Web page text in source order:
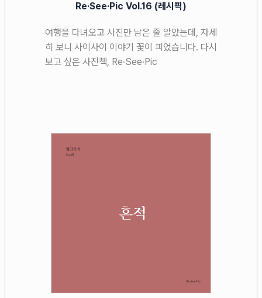
Re·See·Pic Vol.16 (레시픽)
여행을 다녀오고 사진만 남은 줄 알았는데, 자세
히 보니 사이사이 이야기 꽃이 피었습니다. 다시
보고 싶은 사진책, Re·See·Pic